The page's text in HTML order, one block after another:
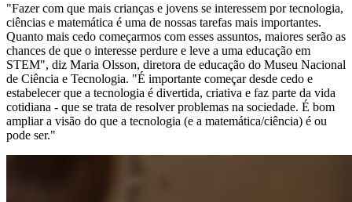
"Fazer com que mais crianças e jovens se interessem por tecnologia,
ciências e matemática é uma de nossas tarefas mais importantes.
Quanto mais cedo começarmos com esses assuntos, maiores serão as
chances de que o interesse perdure e leve a uma educação em
STEM", diz Maria Olsson, diretora de educação do Museu Nacional
de Ciência e Tecnologia. "É importante começar desde cedo e
estabelecer que a tecnologia é divertida, criativa e faz parte da vida
cotidiana - que se trata de resolver problemas na sociedade. É bom
ampliar a visão do que a tecnologia (e a matemática/ciência) é ou
pode ser."